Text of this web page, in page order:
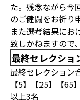
た。残念ながら今
のご健闘をお祈り
また選考結果にお
致しかねますので
最終セレクショ
最終セレクショ
【5】【25】【65】
以上3名